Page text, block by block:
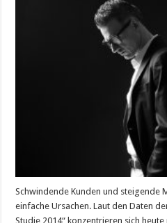
fatalsten
Fehler,
warum
Unternehmer
Maßnahmen
entgegenwirken.
Schwindende Kunden und steigende
einfache Ursachen. Laut den Daten
Studie 2014“ konzentrieren sich